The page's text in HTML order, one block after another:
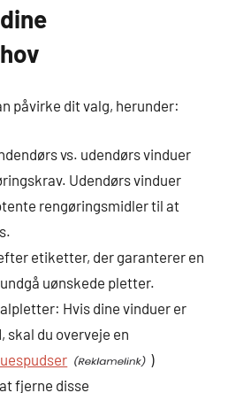
påvirke dit valg, herunder:
vs. udendørs vinduer
Udendørs vinduer
rengøringsmidler til at
etiketter, der garanterer en
uønskede pletter.
Hvis dine vinduer er
skal du overveje en
)
fjerne disse